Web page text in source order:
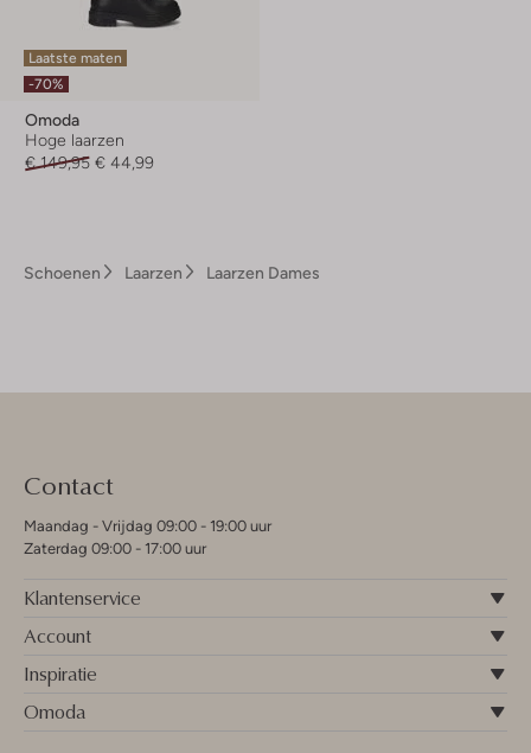
Laatste maten
-70%
Omoda
Hoge laarzen
€ 149,95 € 44,99
Schoenen Laarzen Laarzen Dames
Contact
Maandag - Vrijdag 09:00 - 19:00 uur
Zaterdag 09:00 - 17:00 uur
Klantenservice
Account
Inspiratie
Omoda